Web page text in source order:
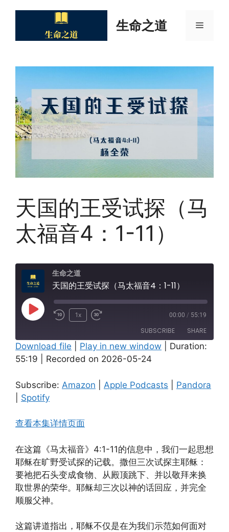
生命之道 Menu
天国的王受试探（马
太福音4：1-11）
生命之道
天国的王受试探（马太福音4：1-11）
Play
1x 00:00 / 55:19
SUBSCRIBE SHARE
Amazon Apple Podcasts
RSS FEED
SHARE
LINK
EMBED
Download file Play in new window
Duration:
55:19
Recorded on 2026-05-24
Subscribe: Amazon Apple Podcasts
Pandora
Spotify
查看本集详情页面
在这篇《马太福音》4:1-11的信息中，我们一起思想
耶稣在旷野受试探的记载。撒但三次试探主耶稣：
要祂把石头变成食物、从殿顶跳下、并以敬拜来换
取世界的荣华。耶稣却三次以神的话回应，并完全
顺服父神。
这篇讲道指出，耶稣不仅是在为我们示范如何面对